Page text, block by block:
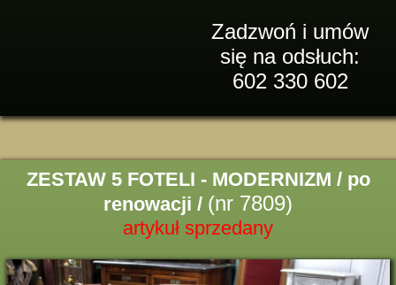
Zadzwoń i umów
się na odsłuch:
602 330 602
ZESTAW 5 FOTELI - MODERNIZM / po
renowacji / (nr 7809)
artykuł sprzedany